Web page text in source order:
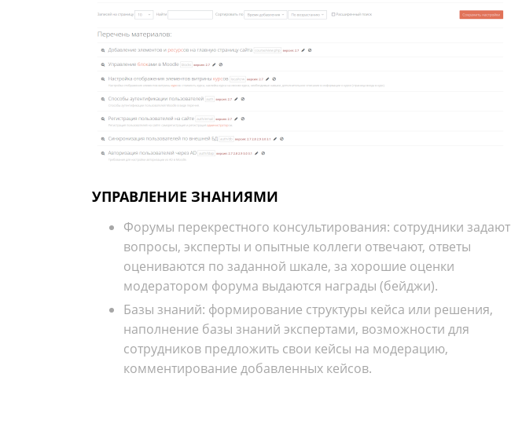
УПРАВЛЕНИЕ ЗНАНИЯМИ
Форумы перекрестного консультирования: сотрудники задают
вопросы, эксперты и опытные коллеги отвечают, ответы
оцениваются по заданной шкале, за хорошие оценки
модератором форума выдаются награды (бейджи).
Базы знаний: формирование структуры кейса или решения,
наполнение базы знаний экспертами, возможности для
сотрудников предложить свои кейсы на модерацию,
комментирование добавленных кейсов.